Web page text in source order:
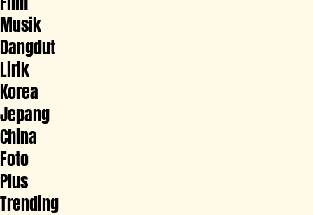
Musik
Dangdut
Lirik
Korea
Jepang
China
Foto
Plus
Trending